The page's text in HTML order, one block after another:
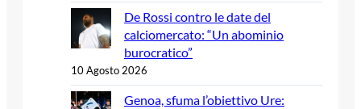
De Rossi contro le date del
calciomercato: “Un abominio
burocratico”
10 Agosto 2026
Genoa, sfuma l’obiettivo Ure: